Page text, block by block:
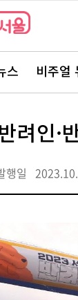
스 비주얼
려인·
행일